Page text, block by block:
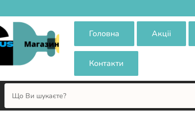
Головна Акціі
Контакти